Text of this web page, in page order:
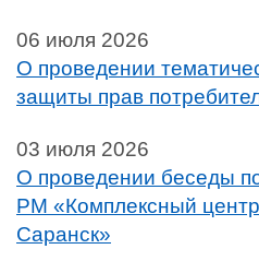
06 июля 2026
О проведении
защиты прав
03 июля 2026
О проведении беседы
РМ «Комплексный
Саранск»